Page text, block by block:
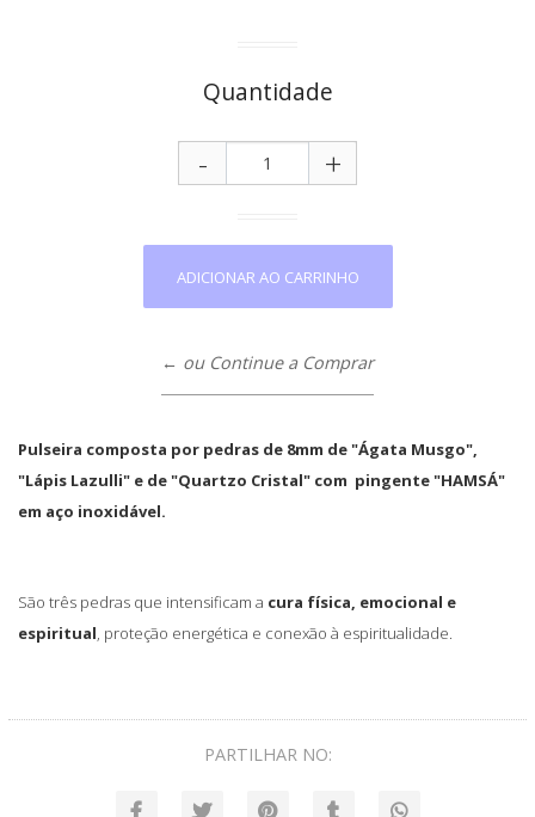
Quantidade
+
-
← ou Continue a Comprar
Pulseira composta por pedras de 8mm de "Ágata Musgo",
"Lápis Lazulli" e de "Quartzo Cristal" com pingente "HAMSÁ"
em aço inoxidável.
São três pedras que intensificam a cura física, emocional e
espiritual, proteção energética e conexão à espiritualidade.
PARTILHAR NO: